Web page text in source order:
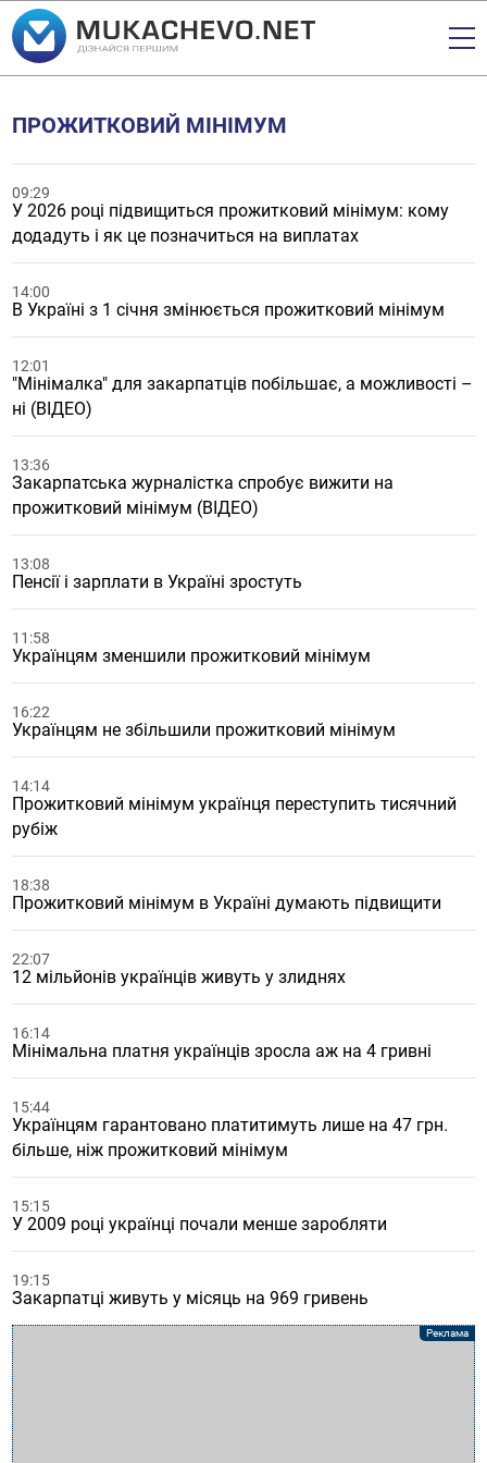
ПРОЖИТКОВИЙ МІНІМУМ
09:29
У 2026 році підвищиться прожитковий мінімум: кому
додадуть і як це позначиться на виплатах
14:00
В Україні з 1 січня змінюється прожитковий мінімум
12:01
"Мінімалка" для закарпатців побільшає, а можливості –
ні (ВІДЕО)
13:36
Закарпатська журналістка спробує вижити на
прожитковий мінімум (ВІДЕО)
13:08
Пенсії і зарплати в Україні зростуть
11:58
Українцям зменшили прожитковий мінімум
16:22
Українцям не збільшили прожитковий мінімум
14:14
Прожитковий мінімум українця переступить тисячний
рубіж
18:38
Прожитковий мінімум в Україні думають підвищити
22:07
12 мільйонів українців живуть у злиднях
16:14
Мінімальна платня українців зросла аж на 4 гривні
15:44
Українцям гарантовано платитимуть лише на 47 грн.
більше, ніж прожитковий мінімум
15:15
У 2009 році українці почали менше заробляти
19:15
Закарпатці живуть у місяць на 969 гривень